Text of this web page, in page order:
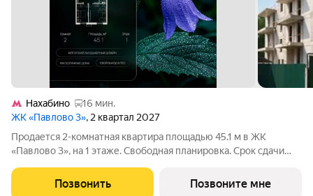
Нахабино
16 мин.
ЖК «Павлово 3», 2 квартал 2027
Продается 2-комнатная квартира площадью 45.1 м в ЖК
«Павлово 3», на 1 этаже. Свободная планировка. Срок сдачи
трёхэтажный клубный жилой комплекс бизнес-класса в
Московской области,
Позвонить Позвоните мне